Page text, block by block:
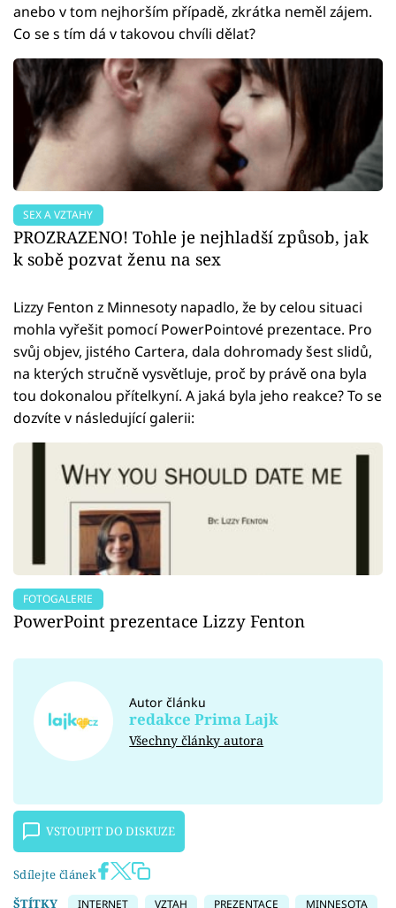
anebo v tom nejhorším případě, zkrátka neměl zájem.
Co se s tím dá v takovou chvíli dělat?
SEX A VZTAHY
PROZRAZENO! Tohle je nejhladší způsob, jak
k sobě pozvat ženu na sex
Lizzy Fenton z Minnesoty napadlo, že by celou situaci
mohla vyřešit pomocí PowerPointové prezentace. Pro
svůj objev, jistého Cartera, dala dohromady šest slidů,
na kterých stručně vysvětluje, proč by právě ona byla
tou dokonalou přítelkyní. A jaká byla jeho reakce? To se
dozvíte v následující galerii:
FOTOGALERIE
PowerPoint prezentace Lizzy Fenton
Autor článku
redakce Prima Lajk
Všechny články autora
VSTOUPIT DO DISKUZE
Sdílejte článek
ŠTÍTKY
INTERNET VZTAH PREZENTACE MINNESOTA